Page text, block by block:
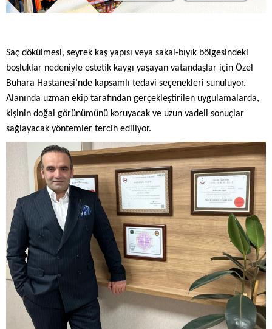
Saç dökülmesi, seyrek kaş yapısı veya sakal-bıyık bölgesindeki
boşluklar nedeniyle estetik kaygı yaşayan vatandaşlar için Özel
Buhara Hastanesi’nde kapsamlı tedavi seçenekleri sunuluyor.
Alanında uzman ekip tarafından gerçekleştirilen uygulamalarda,
kişinin doğal görünümünü koruyacak ve uzun vadeli sonuçlar
sağlayacak yöntemler tercih ediliyor.